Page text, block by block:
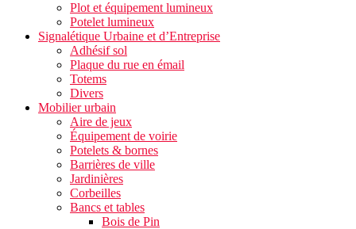
Plot et équipement lumineux
Potelet lumineux
Signalétique Urbaine et d’Entreprise
Adhésif sol
Plaque du rue en émail
Totems
Divers
Mobilier urbain
Aire de jeux
Équipement de voirie
Potelets & bornes
Barrières de ville
Jardinières
Corbeilles
Bancs et tables
Bois de Pin